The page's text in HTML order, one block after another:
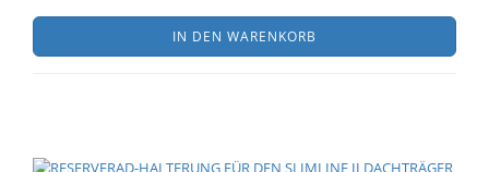
IN DEN WARENKORB